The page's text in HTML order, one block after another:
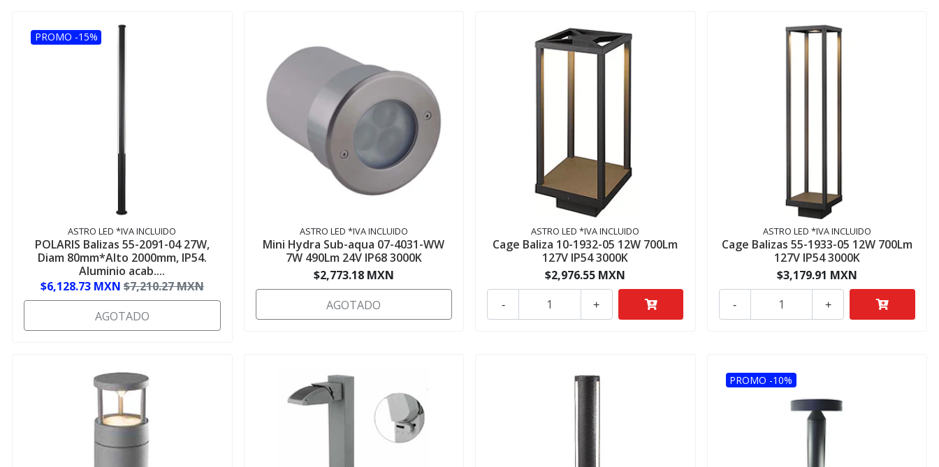
PROMO -15%
ASTRO LED *IVA INCLUIDO
POLARIS Balizas 55-2091-04 27W,
Diam 80mm*Alto 2000mm, IP54.
Aluminio acab....
$6,128.73 MXN $7,210.27 MXN
AGOTADO
ASTRO LED *IVA INCLUIDO
Mini Hydra Sub-aqua 07-4031-WW
7W 490Lm 24V IP68 3000K
$2,773.18 MXN
AGOTADO
ASTRO LED *IVA INCLUIDO
Cage Baliza 10-1932-05 12W 700Lm
127V IP54 3000K
$2,976.55 MXN
+
-
ASTRO LED *IVA INCLUIDO
Cage Balizas 55-1933-05 12W 700Lm
127V IP54 3000K
$3,179.91 MXN
+
-
PROMO -10%